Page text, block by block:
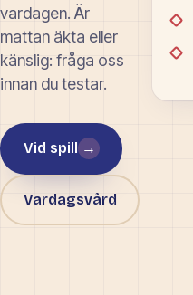
vardagen. Är
mattan äkta eller
känslig: fråga oss
innan du testar.
Vid spill →
Vardagsvård